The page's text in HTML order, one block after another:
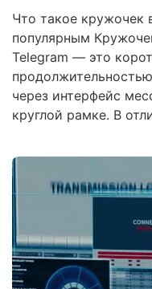
Что такое кружочек
популярным
Telegram — это
через интерфейс
круглой рамке. В